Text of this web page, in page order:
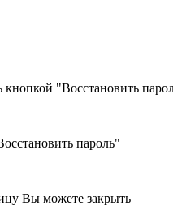
кнопкой "Восстановить
пароль"
Вы можете закрыть